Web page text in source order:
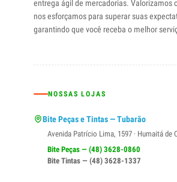
entrega ágil de mercadorias. Valorizamos
nos esforçamos para superar suas
garantindo que você receba o melhor
NOSSAS LOJAS
Bite Peças e Tintas — Tubarão
Avenida Patrício Lima, 1597 · Humaitá de
Bite Peças — (48) 3628-0860
Bite Tintas — (48) 3628-1337